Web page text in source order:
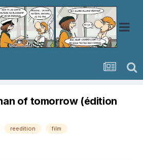
of tomorrow (édition
reedition film